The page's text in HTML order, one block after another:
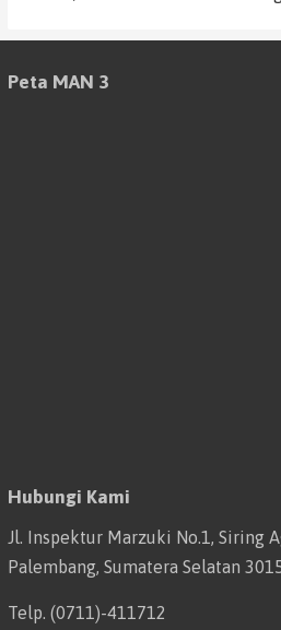
Peta MAN 3
Hubungi Kami
Jl. Inspektur Marzuki No.1, Siring
Palembang, Sumatera Selatan
Telp. (0711)-411712